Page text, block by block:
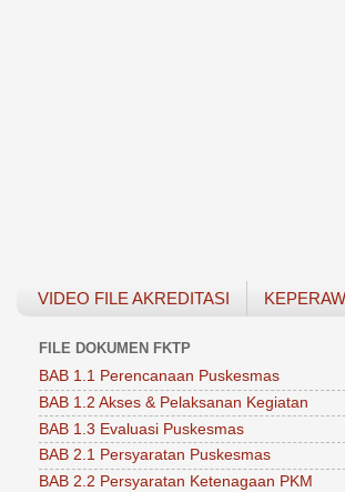
VIDEO FILE AKREDITASI
FILE DOKUMEN FKTP
BAB 1.1 Perencanaan Puskesmas
BAB 1.2 Akses & Pelaksanan Kegiatan
BAB 1.3 Evaluasi Puskesmas
BAB 2.1 Persyaratan Puskesmas
BAB 2.2 Persyaratan Ketenagaan PKM